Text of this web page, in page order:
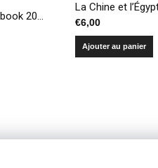
Résumé du SIPRI Yearbook 2019 – Armements, désarmement et sécurité internationale
€6,00
Ajouter au panier